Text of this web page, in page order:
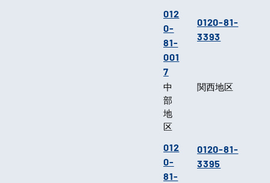
012
0-
81-
001
7
0120-81-
3393
中
部
地
区
012
0-
81-
関西地区
0120-81-
3395